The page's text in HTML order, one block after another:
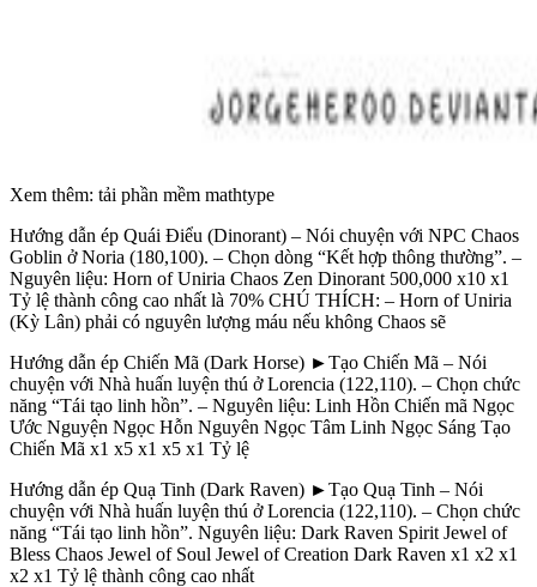
Xem thêm: tải phần mềm mathtype
Hướng dẫn ép Quái Điểu (Dinorant) – Nói chuyện với NPC Chaos
Goblin ở Noria (180,100). – Chọn dòng “Kết hợp thông thường”. –
Nguyên liệu: Horn of Uniria Chaos Zen Dinorant 500,000 x10 x1
Tỷ lệ thành công cao nhất là 70% CHÚ THÍCH: – Horn of Uniria
(Kỳ Lân) phải có nguyên lượng máu nếu không Chaos sẽ
Hướng dẫn ép Chiến Mã (Dark Horse) ►Tạo Chiến Mã – Nói
chuyện với Nhà huấn luyện thú ở Lorencia (122,110). – Chọn chức
năng “Tái tạo linh hồn”. – Nguyên liệu: Linh Hồn Chiến mã Ngọc
Ước Nguyện Ngọc Hỗn Nguyên Ngọc Tâm Linh Ngọc Sáng Tạo
Chiến Mã x1 x5 x1 x5 x1 Tỷ lệ
Hướng dẫn ép Quạ Tinh (Dark Raven) ►Tạo Quạ Tinh – Nói
chuyện với Nhà huấn luyện thú ở Lorencia (122,110). – Chọn chức
năng “Tái tạo linh hồn”. Nguyên liệu: Dark Raven Spirit Jewel of
Bless Chaos Jewel of Soul Jewel of Creation Dark Raven x1 x2 x1
x2 x1 Tỷ lệ thành công cao nhất